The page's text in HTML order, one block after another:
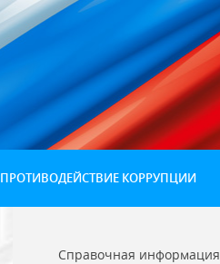
ПРОТИВОДЕЙСТВИЕ КОРРУПЦИИ
Справочная информация